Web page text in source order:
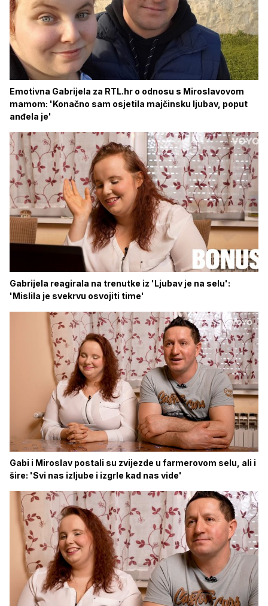
Emotivna Gabrijela za RTL.hr o odnosu s Miroslavovom
mamom: 'Konačno sam osjetila majčinsku ljubav, poput
anđela je'
Gabrijela reagirala na trenutke iz 'Ljubav je na selu':
'Mislila je svekrvu osvojiti time'
Gabi i Miroslav postali su zvijezde u farmerovom selu, ali i
šire: 'Svi nas izljube i izgrle kad nas vide'